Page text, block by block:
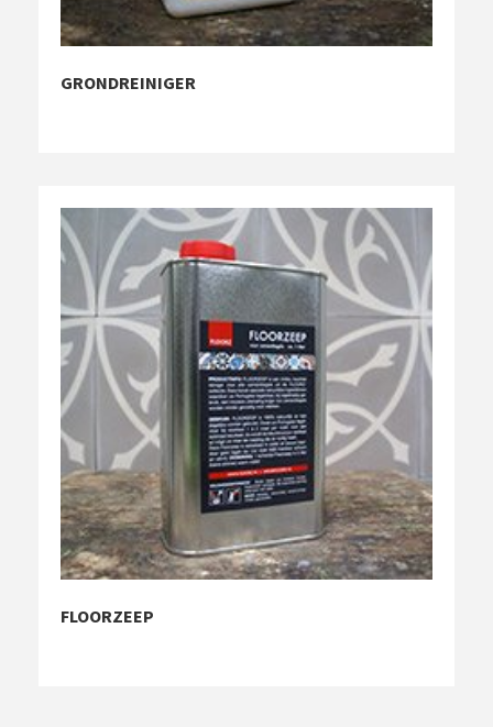
GRONDREINIGER
FLOORZEEP